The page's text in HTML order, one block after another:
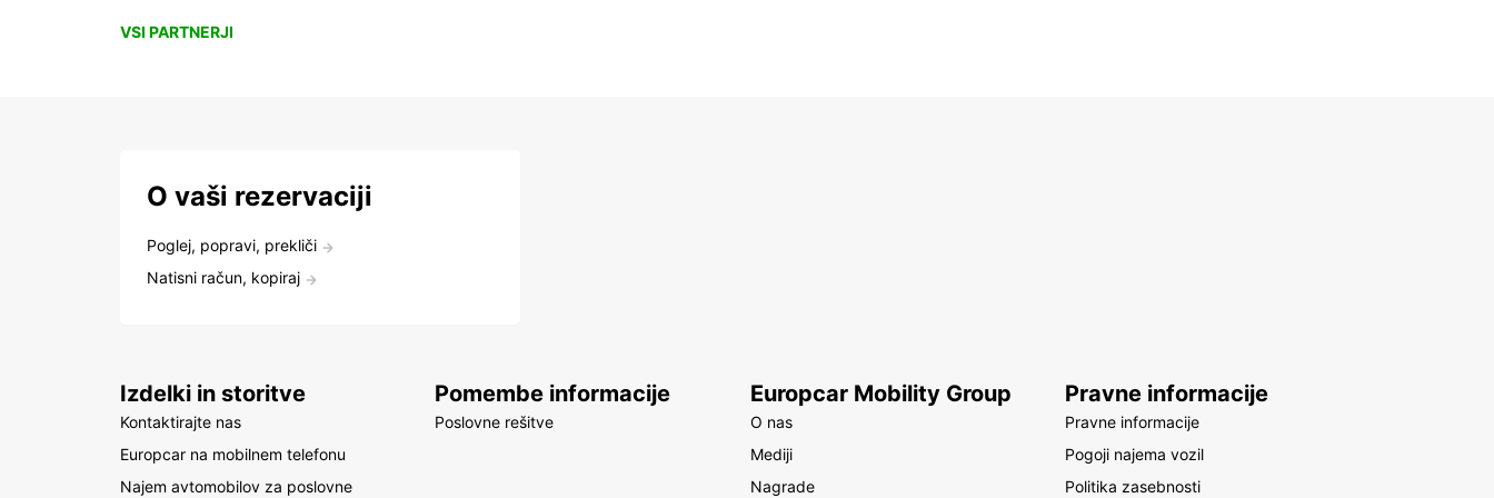
VSI PARTNERJI
O vaši rezervaciji
Poglej, popravi, prekliči
Natisni račun, kopiraj
Izdelki in storitve
Kontaktirajte nas
Europcar na mobilnem telefonu
Najem avtomobilov za poslovne
Pomembe informacije
Poslovne rešitve
Europcar Mobility Group
O nas
Mediji
Nagrade
Pravne informacije
Pravne informacije
Pogoji najema vozil
Politika zasebnosti